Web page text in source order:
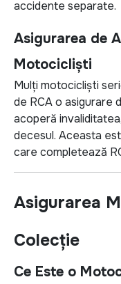
accidente separate.
Asigurarea de
Motocicliști
Mulți motocicliști
de RCA o asigurare
acoperă
decesul. Aceasta
care completează
Asigurarea
Colecție
Ce Este o